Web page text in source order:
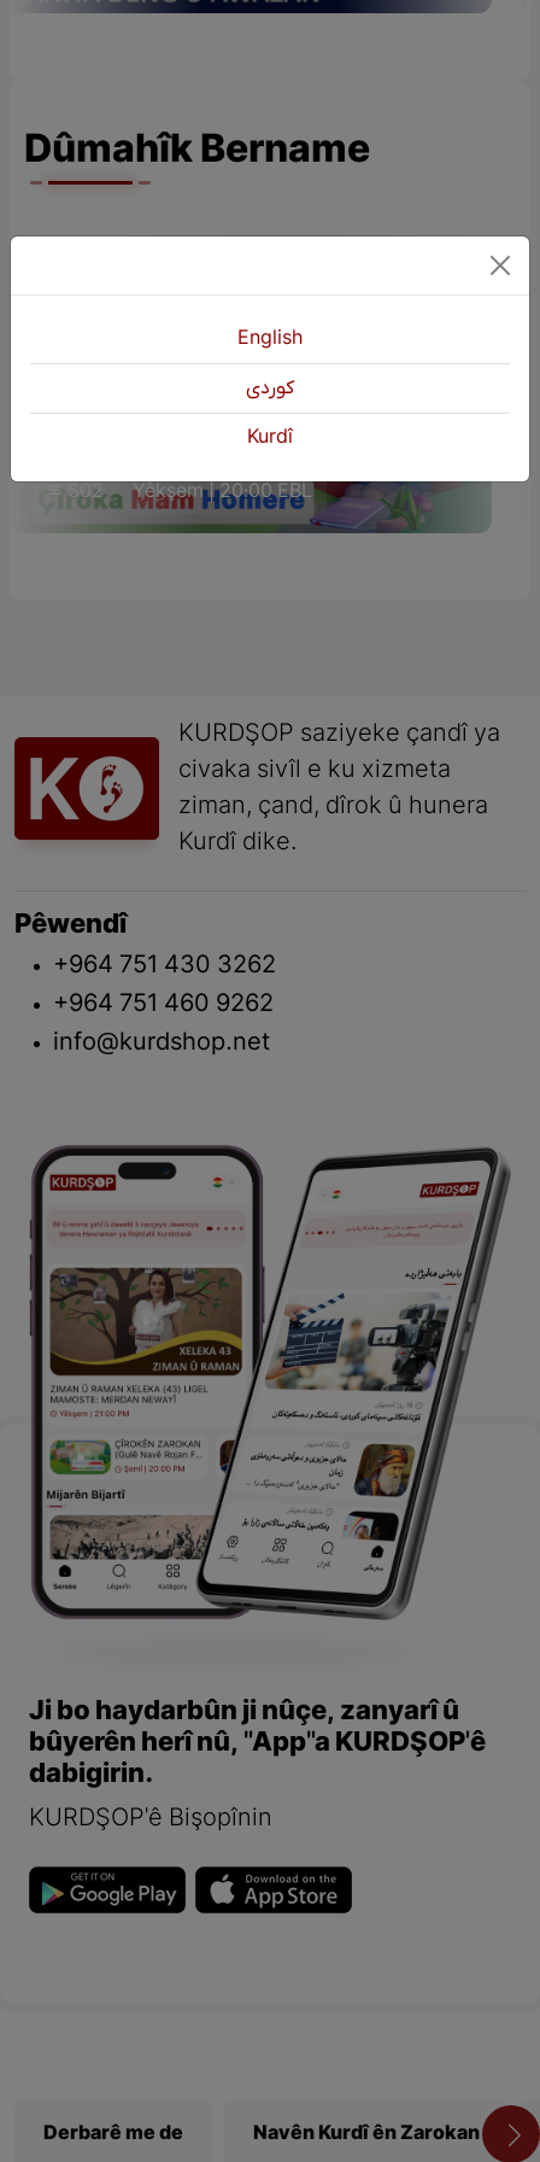
Dûmahîk Bername
ÇÎROKÊN ZAROKAN (Çîroka Mam
S02 Yêkşem | 20:00 EBL
KURDŞOP saziyeke çandî ya
civaka sivîl e ku xizmeta
ziman, çand, dîrok û hunera
Kurdî dike.
Pêwendî
+964 751 430 3262
+964 751 460 9262
info@kurdshop.net
Ji bo haydarbûn ji nûçe, zanyarî û
bûyerên herî nû, "App"a KURDŞOP'ê
dabigirin.
KURDŞOP'ê Bişopînin
Derbarê me de Navên Kurdî ên Zarokan
English
كوردی
Kurdî